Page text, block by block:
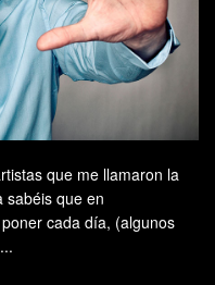
que me llamaron la
sabéis que en
cada día, (algunos